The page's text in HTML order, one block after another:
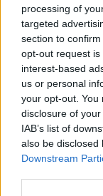
processing of
targeted
section to
opt-out request
interest-based
us or personal
your opt-out. You
disclosure of
IAB’s list of
also be disclosed
Downstream
Έχασε
από τη
σοβαρά στο
Παρασκευή,
κρυφτό.
ΔΙΑΒΑΣΤΕ
Ελλάδα|